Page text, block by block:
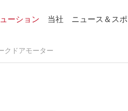
ーション 当社 ニュース＆スポ
クドアモーター